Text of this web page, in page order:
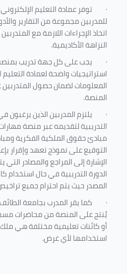
· توفر عمادة التعليم
للمدربين مجموعة من التقارير
اتخاذ الإجراءات اللازمة مع
النزاهة الأكاديمية.
· يجب على كل جهة تدريب
استراتيجيات واضحة لعمادة
المعلومات لضمان حصول المتدربين
المنصة.
· يلتزم المدربين الذين
التدريبية لتقديمه عبر منصة
مبادئ حقوق الملكية الفكرية
التوقيع على نموذج تعهد وإقرار
الإشارة إلى المراجع والمصادر
الدورة التدريبية في حال استخدام
المصدر حيث يتم احترام جميع
· كما يقر المدرب بجامعة
يُنتج على المنصة من محاضرات
أو كائنات تعليمية مختلفة هي
استخدامها لأي غرض.